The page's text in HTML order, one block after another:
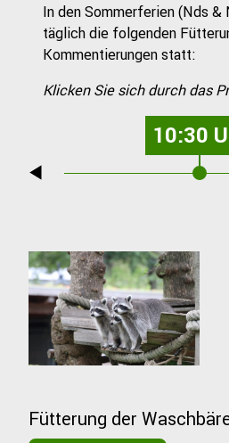
In den Sommerferien (Nds &
täglich die folgenden
Kommentierungen statt:
Klicken Sie sich durch das
10:30
Fütterung der